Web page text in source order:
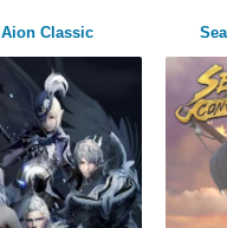
Aion Classic